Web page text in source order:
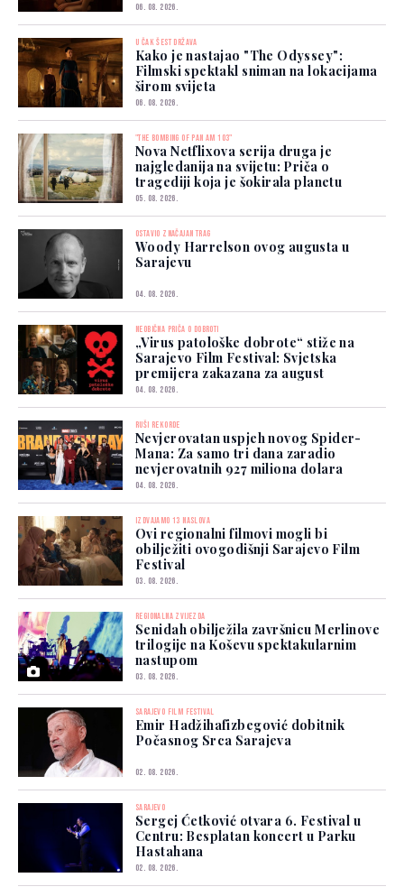
06. 08. 2026.
U ČAK ŠEST DRŽAVA
Kako je nastajao "The Odyssey":
Filmski spektakl sniman na lokacijama
širom svijeta
06. 08. 2026.
"THE BOMBING OF PAN AM 103"
Nova Netflixova serija druga je
najgledanija na svijetu: Priča o
tragediji koja je šokirala planetu
05. 08. 2026.
OSTAVIO ZNAČAJAN TRAG
Woody Harrelson ovog augusta u
Sarajevu
04. 08. 2026.
NEOBIČNA PRIČA O DOBROTI
„Virus patološke dobrote“ stiže na
Sarajevo Film Festival: Svjetska
premijera zakazana za august
04. 08. 2026.
RUŠI REKORDE
Nevjerovatan uspjeh novog Spider-
Mana: Za samo tri dana zaradio
nevjerovatnih 927 miliona dolara
04. 08. 2026.
IZDVAJAMO 13 NASLOVA
Ovi regionalni filmovi mogli bi
obilježiti ovogodišnji Sarajevo Film
Festival
03. 08. 2026.
REGIONALNA ZVIJEZDA
Senidah obilježila završnicu Merlinove
trilogije na Koševu spektakularnim
nastupom
03. 08. 2026.
SARAJEVO FILM FESTIVAL
Emir Hadžihafizbegović dobitnik
Počasnog Srca Sarajeva
02. 08. 2026.
SARAJEVO
Sergej Ćetković otvara 6. Festival u
Centru: Besplatan koncert u Parku
Hastahana
02. 08. 2026.